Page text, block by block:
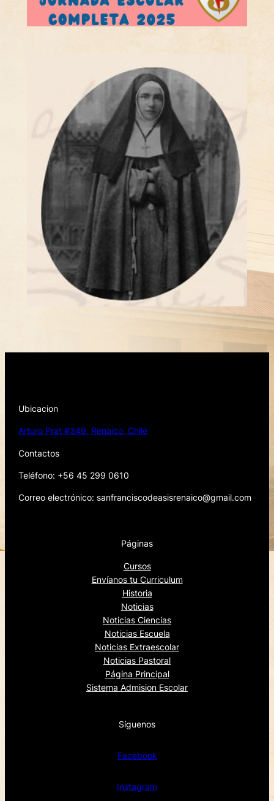
Ubicacion
Arturo Prat #349, Renaico, Chile
Contactos
Teléfono: +56 45 299 0610
Correo electrónico: sanfranciscodeasisrenaico@gmail.com
Páginas
Cursos
Envíanos tu Curriculum
Historia
Noticias
Noticias Ciencias
Noticias Escuela
Noticias Extraescolar
Noticias Pastoral
Página Principal
Sistema Admision Escolar
Síguenos
Facebook
Instagram